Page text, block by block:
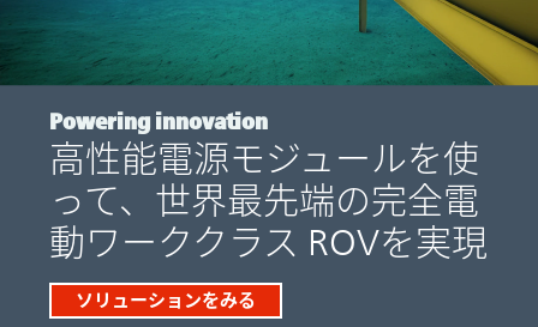
Powering innovation
高性能電源モジュールを使
って、世界最先端の完全電
動ワーククラス ROVを実現
ソリューションをみる